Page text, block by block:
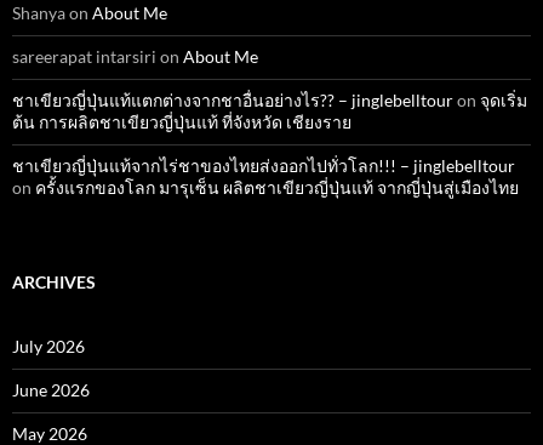
Shanyaon About Me
sareerapat intarsiri on About Me
ชาเขียวญี่ปุ่นแท้แตกต่างจากชาอื่นอย่างไร?? – jinglebelltouron จุดเริ่ม
ต้น การผลิตชาเขียวญี่ปุ่นแท้ ที่จังหวัด เชียงราย
ชาเขียวญี่ปุ่นแท้จากไร่ชาของไทยส่งออกไปทั่วโลก!!! – jinglebelltour
on ครั้งแรกของโลก มารุเซ็น ผลิตชาเขียวญี่ปุ่นแท้ จากญี่ปุ่นสู่เมืองไทย
ARCHIVES
July 2026
June 2026
May 2026